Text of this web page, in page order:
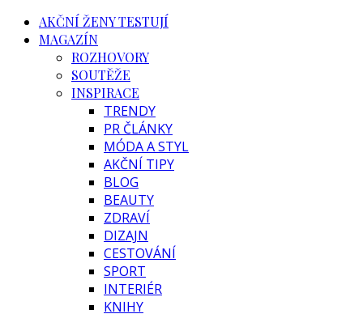
AKČNÍ ŽENY TESTUJÍ
MAGAZÍN
ROZHOVORY
SOUTĚŽE
INSPIRACE
TRENDY
PR ČLÁNKY
MÓDA A STYL
AKČNÍ TIPY
BLOG
BEAUTY
ZDRAVÍ
DIZAJN
CESTOVÁNÍ
SPORT
INTERIÉR
KNIHY